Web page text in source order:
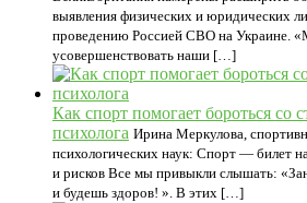
выявления физических и юридических
проведению Россией СВО на Украине.
усовершенствовать наши […]
Как спорт помогает бороться со
психолога Ирина Меркулова,
психологических наук: Спорт — билет
и рисков Все мы привыкли слышать:
и будешь здоров! ». В этих […]